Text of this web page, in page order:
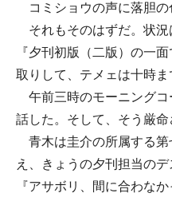
コミショウの声に落胆の
それもそのはずだ。状況
『夕刊初版（二版）の一
取りして、テメェは十時ま
午前三時のモーニングコ
話した。そして、そう厳命
青木は圭介の所属する第
え、きょうの夕刊担当のデ
『アサボリ、間に合わな